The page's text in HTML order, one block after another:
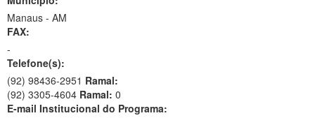
Manaus - AM
FAX:
-
Telefone(s):
(92) 98436-2951 Ramal:
(92) 3305-4604 Ramal: 0
E-mail Institucional do Programa: